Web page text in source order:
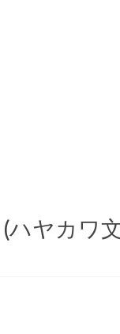
(ハヤカワ